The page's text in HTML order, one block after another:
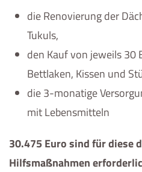
die Renovierung der
Tukuls,
den Kauf von jeweils 30
Bettlaken, Kissen und
die 3-monatige
mit Lebensmitteln
30.475 Euro sind für diese
Hilfsmaßnahmen